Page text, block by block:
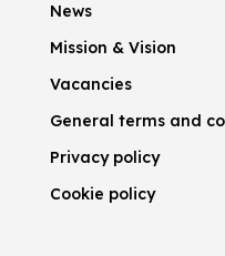
News
Mission & Vision
Vacancies
General terms and
Privacy policy
Cookie policy